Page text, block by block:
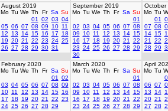
August 2019
Mo Tu We Th Fr Sa Su
01
02 03 04
05 06 07 08 09 10 11
12
13 14 15 16 17
18
19 20 21 22 23 24 25
26 27 28 29 30 31
September 2019
Mo Tu We Th Fr Sa Su
01
02 03 04 05 06 07 08
09
10 11 12 13 14 15
16
17 18 19 20 21
22
23 24 25 26 27 28 29
30
October
Mo Tu
01
07 08
14 15
21
22
28 29
February 2020
Mo Tu We Th Fr Sa Su
01
02
03 04 05 06 07 08 09
10 11 12 13 14 15 16
17
18 19 20 21 22 23
24 25 26 27 28 29
March 2020
Mo Tu We Th Fr Sa Su
01
02 03 04 05 06 07 08
09
10 11 12 13 14 15
16
17 18 19 20 21
22
23 24 25 26 27 28 29
April
Mo Tu
06 07
13
14
20 21
27 28